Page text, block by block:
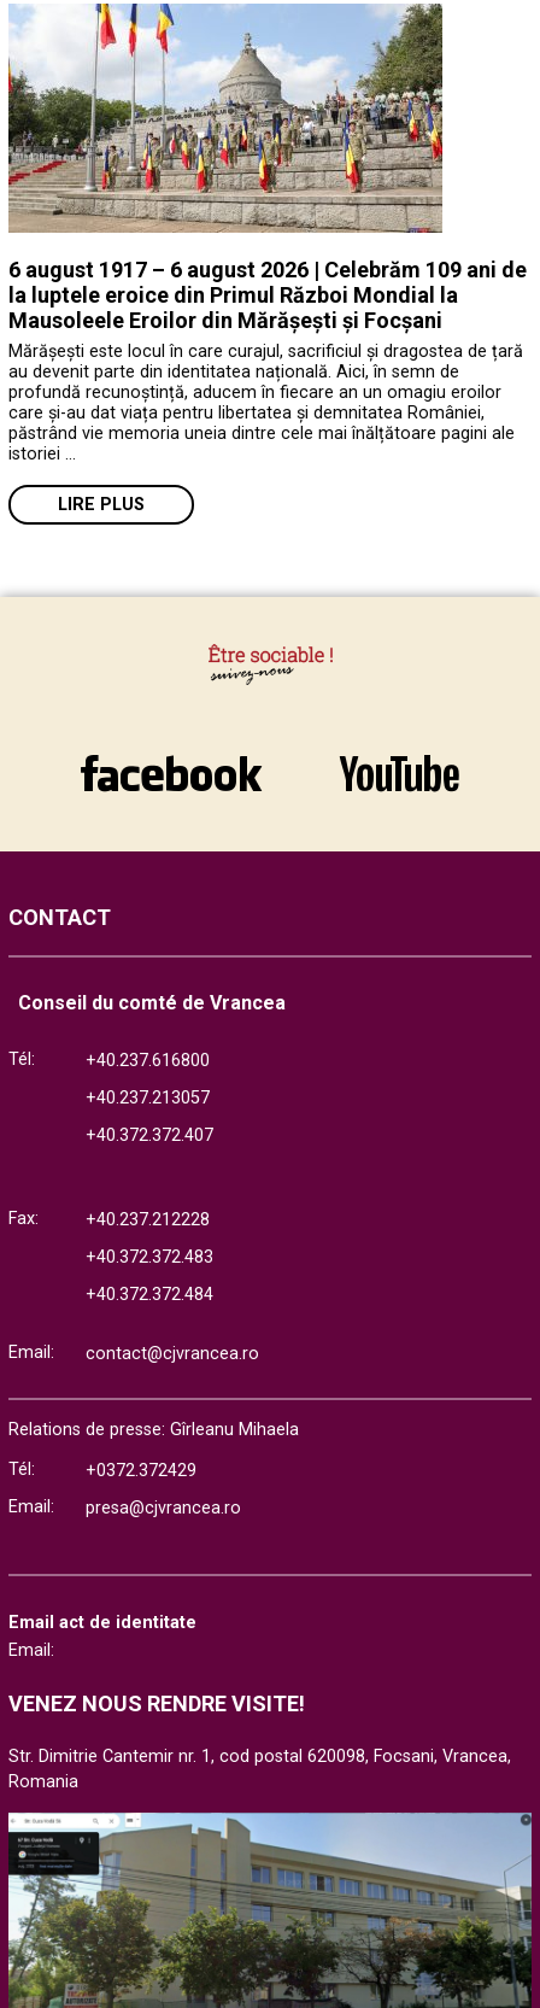
6 august 1917 – 6 august 2026 | Celebrăm 109 ani de
la luptele eroice din Primul Război Mondial la
Mausoleele Eroilor din Mărășești și Focșani
Mărășești este locul în care curajul, sacrificiul și dragostea de țară
au devenit parte din identitatea națională. Aici, în semn de
profundă recunoștință, aducem în fiecare an un omagiu eroilor
care și-au dat viața pentru libertatea și demnitatea României,
păstrând vie memoria uneia dintre cele mai înălțătoare pagini ale
istoriei …
LIRE PLUS
CONTACT
Conseil du comté de Vrancea
Tél:
+40.237.616800
+40.237.213057
+40.372.372.407
Fax:
+40.237.212228
+40.372.372.483
+40.372.372.484
Email: contact@cjvrancea.ro
Relations de presse: Gîrleanu Mihaela
Tél:
+0372.372429
Email:
presa@cjvrancea.ro
Email act de identitate
Email:
VENEZ NOUS RENDRE VISITE!
Str. Dimitrie Cantemir nr. 1, cod postal 620098, Focsani, Vrancea,
Romania